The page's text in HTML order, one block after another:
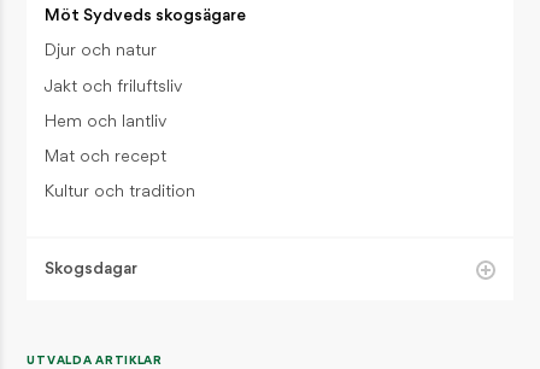
Möt Sydveds skogsägare
Djur och natur
Jakt och friluftsliv
Hem och lantliv
Mat och recept
Kultur och tradition
Skogsdagar
UTVALDA ARTIKLAR